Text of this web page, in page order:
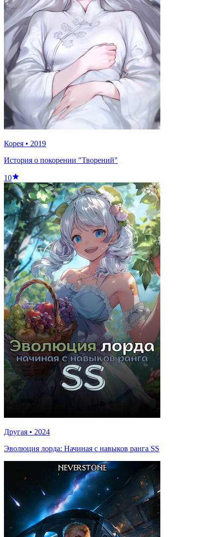
Корея • 2019
История о покорении "Творений"
10
Другая • 2024
Эволюция лорда: Начиная с навыков ранга SS